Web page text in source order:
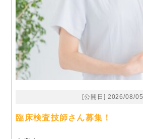
[公開日] 2026/08/05
臨床検査技師さん募集！